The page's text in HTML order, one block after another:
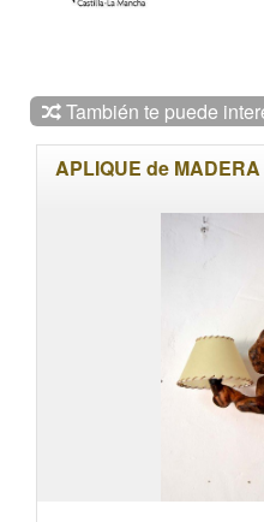
También te puede
APLIQUE de